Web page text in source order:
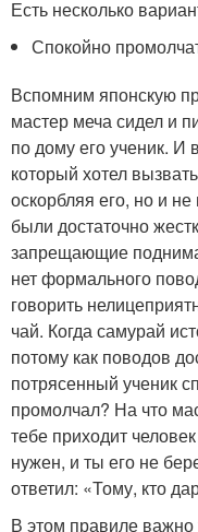
Есть несколько
Спокойно
Вспомним японскую
мастер меча сидел и
по дому его ученик. И
который хотел
оскорбляя его, но и
были достаточно
запрещающие
нет формального
говорить
чай. Когда самурай
потому как поводов
потрясенный ученик
промолчал? На что
тебе приходит
нужен, и ты его не
ответил: «Тому, кто
В этом правиле важно